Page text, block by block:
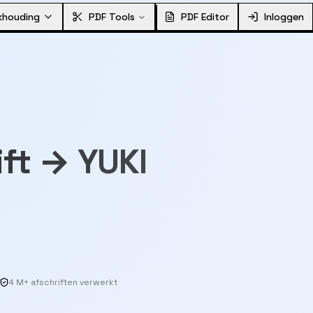
PDF Tools PDF Editor Inloggen
→ YUKI
4 M+ afschriften verwerkt